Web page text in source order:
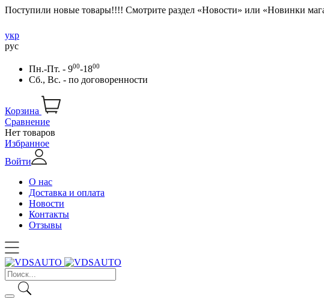
Поступили новые товары!!!! Смотрите раздел «Новости» или «Новинки
укр
рус
Пн.-Пт. - 900-1800
Сб., Вс. - по договоренности
Корзина
Сравнение
Нет товаров
Избранное
Войти
О нас
Доставка и оплата
Новости
Контакты
Отзывы